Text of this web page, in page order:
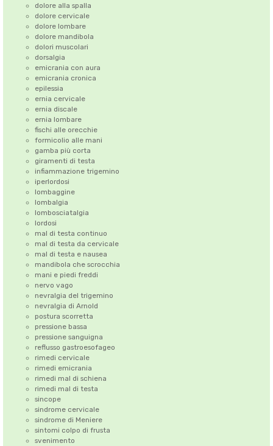
dolore alla spalla
dolore cervicale
dolore lombare
dolore mandibola
dolori muscolari
dorsalgia
emicrania con aura
emicrania cronica
epilessia
ernia cervicale
ernia discale
ernia lombare
fischi alle orecchie
formicolio alle mani
gamba più corta
giramenti di testa
infiammazione trigemino
iperlordosi
lombaggine
lombalgia
lombosciatalgia
lordosi
mal di testa continuo
mal di testa da cervicale
mal di testa e nausea
mandibola che scrocchia
mani e piedi freddi
nervo vago
nevralgia del trigemino
nevralgia di Arnold
postura scorretta
pressione bassa
pressione sanguigna
reflusso gastroesofageo
rimedi cervicale
rimedi emicrania
rimedi mal di schiena
rimedi mal di testa
sincope
sindrome cervicale
sindrome di Meniere
sintomi colpo di frusta
svenimento